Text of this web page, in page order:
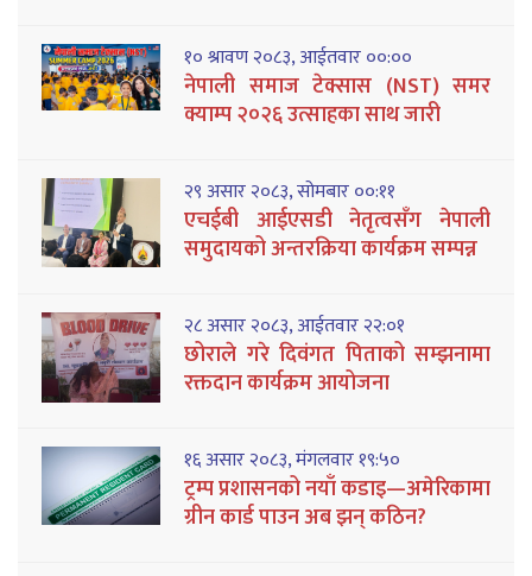
१० श्रावण २०८३, आईतवार ००:००
नेपाली समाज टेक्सास (NST) समर
क्याम्प २०२६ उत्साहका साथ जारी
२९ असार २०८३, सोमबार ००:११
एचईबी आईएसडी नेतृत्वसँग नेपाली
समुदायको अन्तरक्रिया कार्यक्रम सम्पन्न
२८ असार २०८३, आईतवार २२:०१
छोराले गरे दिवंगत पिताको सम्झनामा
रक्तदान कार्यक्रम आयोजना
१६ असार २०८३, मंगलवार १९:५०
ट्रम्प प्रशासनको नयाँ कडाइ—अमेरिकामा
ग्रीन कार्ड पाउन अब झन् कठिन?